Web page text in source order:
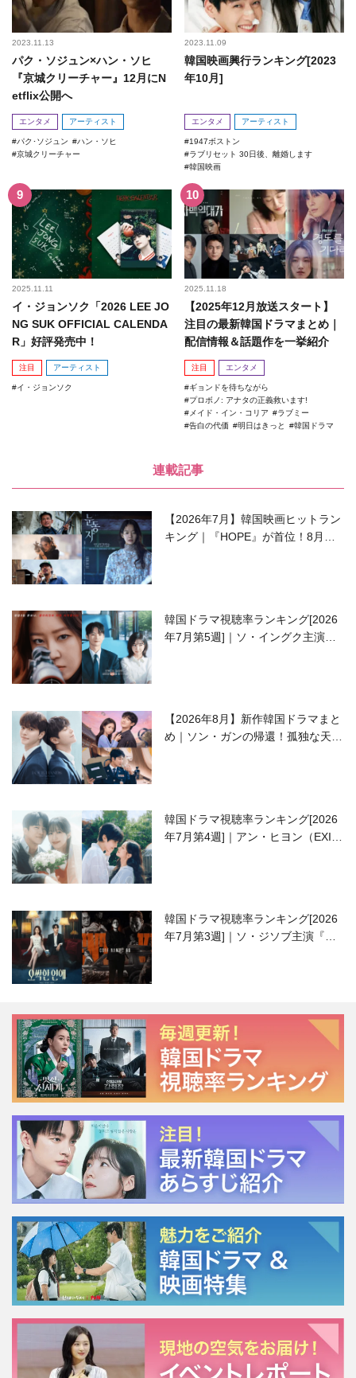
2023.11.13
パク・ソジュン×ハン・ソヒ
『京城クリーチャー』12月にN
etflix公開へ
エンタメ アーティスト
パク･ソジュン
ハン・ソヒ
京城クリーチャー
2023.11.09
韓国映画興行ランキング[2023
年10月]
エンタメ アーティスト
1947ボストン
ラブリセット 30日後、離婚します
韓国映画
2025.11.11
イ・ジョンソク「2026 LEE JO
NG SUK OFFICIAL CALENDA
R」好評発売中！
注目 アーティスト
イ・ジョンソク
2025.11.18
【2025年12月放送スタート】
注目の最新韓国ドラマまとめ｜
配信情報＆話題作を一挙紹介
注目 エンタメ
ギョンドを待ちながら
プロボノ: アナタの正義救います!
メイド・イン・コリア
ラブミー
告白の代価
明日はきっと 韓国ドラマ
連載記事
【2026年7月】韓国映画ヒットラン
キング｜『HOPE』が首位！8月公
韓国ドラマ視聴率ランキング[2026
年7月第5週]｜ソ・イングク主演の
【2026年8月】新作韓国ドラマまと
め｜ソン・ガンの帰還！孤独な天才
韓国ドラマ視聴率ランキング[2026
年7月第4週]｜アン・ヒヨン（EXID
韓国ドラマ視聴率ランキング[2026
年7月第3週]｜ソ・ジソブ主演『エ